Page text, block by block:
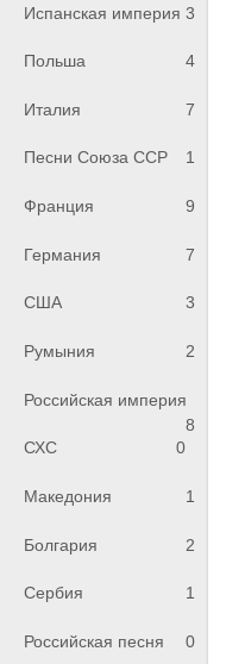
Испанская империя 3
Польша 4
Италия 7
Песни Союза ССР 1
Франция 9
Германия 7
США 3
Румыния 2
Российская империя
8
СХС
0
Македония 1
Болгария 2
Сербия 1
Российская песня 0